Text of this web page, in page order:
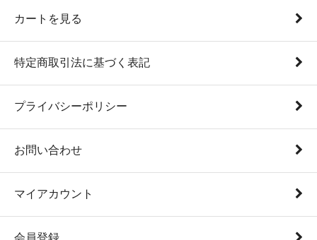
カートを見る
特定商取引法に基づく表記
プライバシーポリシー
お問い合わせ
マイアカウント
会員登録